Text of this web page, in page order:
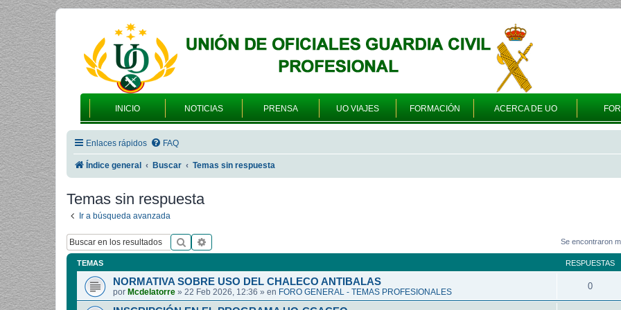
INICIO NOTICIAS PRENSA UO VIAJES FORMACIÓN ACERCA DE UO
Enlaces rápidos FAQ
Índice general Buscar Temas sin respuesta
Temas sin respuesta
Ir a búsqueda avanzada
Buscar Se encontraron
TEMAS RESPUESTAS
NORMATIVA SOBRE USO DEL CHALECO ANTIBALAS
por Mcdelatorre » 22 Feb 2026, 12:36 » en FORO GENERAL - TEMAS PROFESIONALES
0